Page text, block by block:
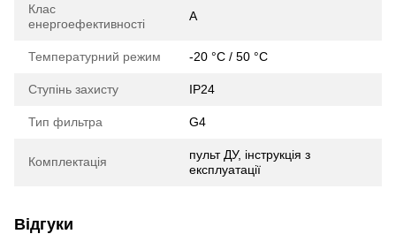
Клас
енергоефективності
A
Температурний режим -20 °C / 50 °C
Ступінь захисту IP24
Тип фильтра G4
Комплектація
пульт ДУ, інструкція з
експлуатації
Відгуки